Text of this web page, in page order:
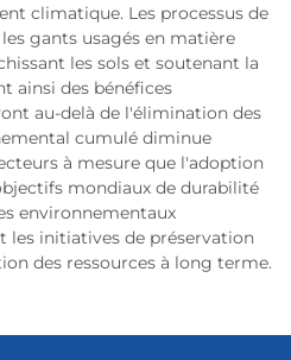
climatique. Les processus de
gants usagés en matière
les sols et soutenant la
ainsi des bénéfices
au-delà de l'élimination des
cumulé diminue
à mesure que l'adoption
mondiaux de durabilité
environnementaux
les initiatives de préservation
des ressources à long terme.